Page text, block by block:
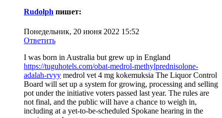
Rudolph пишет:
Понедельник, 20 июня 2022 15:52
Ответить
I was born in Australia but grew up in England
https://tuguhotels.com/obat-medrol-methylprednisolone-
adalah-rvyy medrol vet 4 mg kokemuksia The Liquor Control
Board will set up a system for growing, processing and selling
pot under the initiative voters passed last year. The rules are
not final, and the public will have a chance to weigh in,
including at a yet-to-be-scheduled Spokane hearing in the